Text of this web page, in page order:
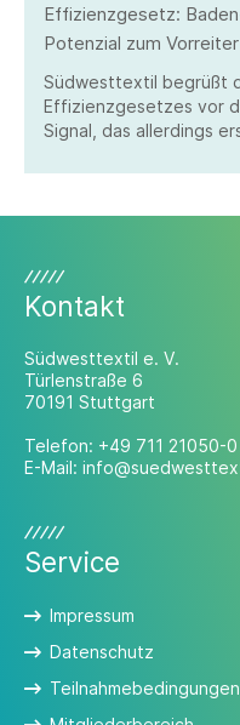
Effizienzgesetz:
Potenzial zum
Südwesttextil begrüßt
Effizienzgesetzes vor
Signal, das allerdings
Kontakt
Südwesttextil e. V.
Türlenstraße 6
70191 Stuttgart
Telefon: +49 711 21050-0
E-Mail:
Service
Impressum
Datenschutz
Teilnahmebedingungen